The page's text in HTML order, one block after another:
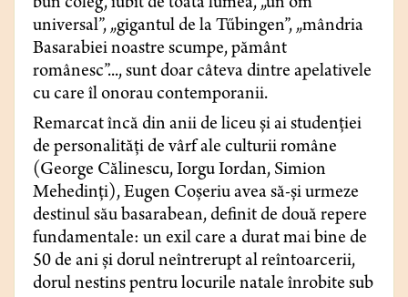
bun coleg, iubit de toată lumea, „un om
universal”, „gigantul de la Tűbingen”, „mândria
Basarabiei noastre scumpe, pământ
românesc”..., sunt doar câteva dintre apelativele
cu care îl onorau contemporanii.
Remarcat încă din anii de liceu şi ai studenţiei
de personalităţi de vârf ale culturii române
(George Călinescu, Iorgu Iordan, Simion
Mehedinţi), Eugen Coşeriu avea să-şi urmeze
destinul său basarabean, definit de două repere
fundamentale: un exil care a durat mai bine de
50 de ani şi dorul neîntrerupt al reîntoarcerii,
dorul nestins pentru locurile natale înrobite sub